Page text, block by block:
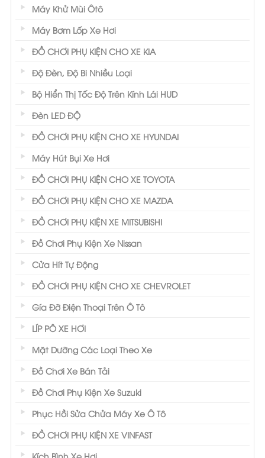
Máy Khử Mùi Ôtô
Máy Bơm Lốp Xe Hơi
ĐỒ CHƠI PHỤ KIỆN CHO XE KIA
Độ Đèn, Độ Bi Nhiều Loại
Bộ Hiển Thị Tốc Độ Trên Kính Lái HUD
Đèn LED ĐỘ
ĐỒ CHƠI PHỤ KIỆN CHO XE HYUNDAI
Máy Hút Bụi Xe Hơi
ĐỒ CHƠI PHỤ KIỆN CHO XE TOYOTA
ĐỒ CHƠI PHỤ KIỆN CHO XE MAZDA
ĐỒ CHƠI PHỤ KIỆN XE MITSUBISHI
Đồ Chơi Phụ Kiện Xe Nissan
Cửa Hít Tự Động
ĐỒ CHƠI PHỤ KIỆN CHO XE CHEVROLET
Gía Đỡ Điện Thoại Trên Ô Tô
LÍP PÔ XE HƠI
Mặt Dưỡng Các Loại Theo Xe
Đồ Chơi Xe Bán Tải
Đồ Chơi Phụ Kiện Xe Suzuki
Phục Hồi Sửa Chửa Máy Xe Ô Tô
ĐỒ CHƠI PHỤ KIỆN XE VINFAST
Kích Bình Xe Hơi